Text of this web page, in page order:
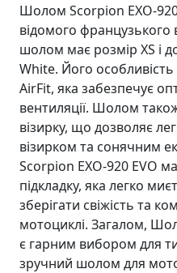
Шолом Scorpion EXO-
відомого
шолом має розмір XS і
White. Його особливість
AirFit, яка забезпечує
вентиляції. Шолом
візирку, що дозволяє
візирком та сонячним
Scorpion EXO-920 EVO
підкладку, яка легко
зберігати свіжість та
мотоциклі. Загалом,
є гарним вибором для
зручний шолом для